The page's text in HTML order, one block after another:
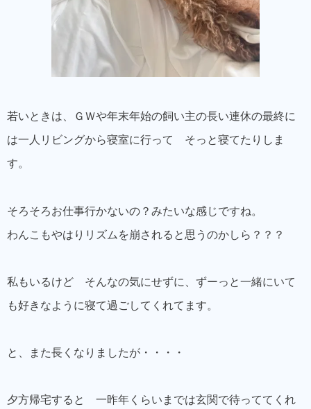
若いときは、ＧＷや年末年始の飼い主の長い連休の最終に
は一人リビングから寝室に行って そっと寝てたりしま
す。
そろそろお仕事行かないの？みたいな感じですね。
わんこもやはりリズムを崩されると思うのかしら？？？
私もいるけど そんなの気にせずに、ずーっと一緒にいて
も好きなように寝て過ごしてくれてます。
と、また長くなりましたが・・・・
夕方帰宅すると 一昨年くらいまでは玄関で待っててくれ